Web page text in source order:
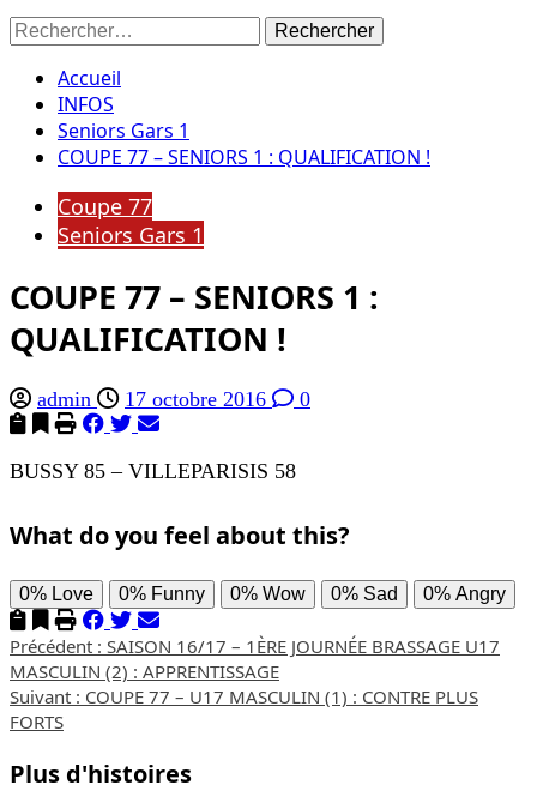
Rechercher :
Accueil
INFOS
Seniors Gars 1
COUPE 77 – SENIORS 1 : QUALIFICATION !
Coupe 77
Seniors Gars 1
COUPE 77 – SENIORS 1 :
QUALIFICATION !
admin 17 octobre 2016 0
BUSSY 85 – VILLEPARISIS 58
What do you feel about this?
0% Love 0% Funny 0% Wow 0% Sad 0% Angry
Navigation
d’article
Précédent : SAISON 16/17 – 1ÈRE JOURNÉE BRASSAGE U17
MASCULIN (2) : APPRENTISSAGE
Suivant : COUPE 77 – U17 MASCULIN (1) : CONTRE PLUS
FORTS
Plus d'histoires